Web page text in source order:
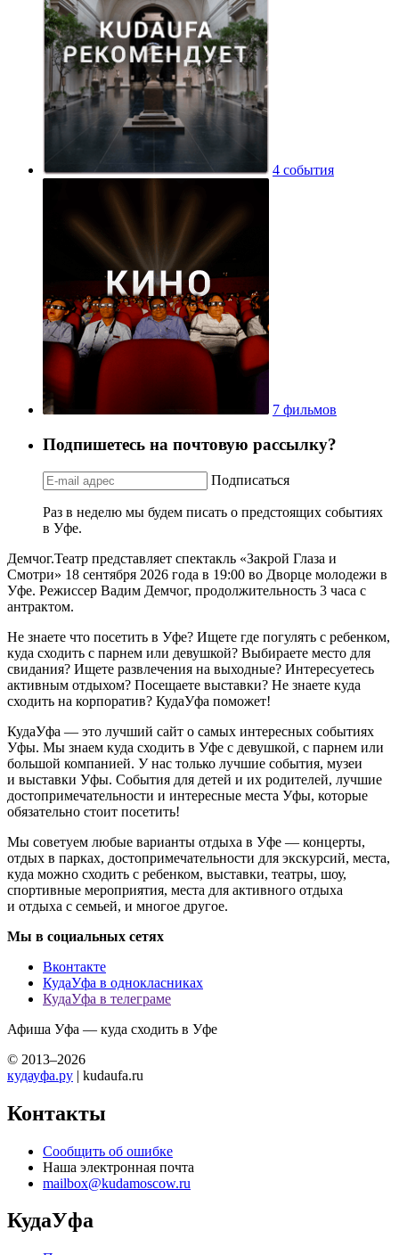
4 события
7 фильмов
Подпишетесь на почтовую рассылку?
Подписаться
Раз в неделю мы будем писать о предстоящих событиях
в Уфе.
Демчог.Театр представляет спектакль «Закрой Глаза и
Смотри» 18 сентября 2026 года в 19:00 во Дворце молодежи в
Уфе. Режиссер Вадим Демчог, продолжительность 3 часа с
антрактом.
Не знаете что посетить в Уфе? Ищете где погулять с ребенком,
куда сходить с парнем или девушкой? Выбираете место для
свидания? Ищете развлечения на выходные? Интересуетесь
активным отдыхом? Посещаете выставки? Не знаете куда
сходить на корпоратив? КудаУфа поможет!
КудаУфа — это лучший сайт о самых интересных событиях
Уфы. Мы знаем куда сходить в Уфе с девушкой, с парнем или
большой компанией. У нас только лучшие события, музеи
и выставки Уфы. События для детей и их родителей, лучшие
достопримечательности и интересные места Уфы, которые
обязательно стоит посетить!
Мы советуем любые варианты отдыха в Уфе — концерты,
отдых в парках, достопримечательности для экскурсий, места,
куда можно сходить с ребенком, выставки, театры, шоу,
спортивные мероприятия, места для активного отдыха
и отдыха с семьей, и многое другое.
Мы в социальных сетях
Вконтакте
КудаУфа в однокласниках
КудаУфа в телеграме
Афиша Уфа — куда сходить в Уфе
© 2013–2026
кудауфа.ру | kudaufa.ru
Контакты
Сообщить об ошибке
Наша электронная почта
mailbox@kudamoscow.ru
КудаУфа